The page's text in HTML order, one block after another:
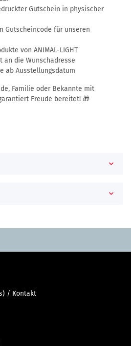
Gutschein in physischer
Gutscheincode für unseren
von ANIMAL-LIGHT
an die Wunschadresse
ab Ausstellungsdatum
Familie oder Bekannte mit
Freude bereitet! 🎁
/ Kontakt